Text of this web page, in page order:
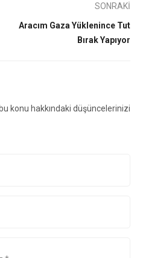
SONRAKİ
Aracım Gaza Yüklenince Tut
Bırak Yapıyor
konu hakkındaki düşüncelerinizi